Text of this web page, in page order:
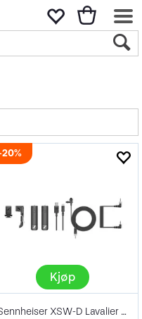
20%
Kjøp
Sennheiser XSW-D Lavalier Trådløs Kit